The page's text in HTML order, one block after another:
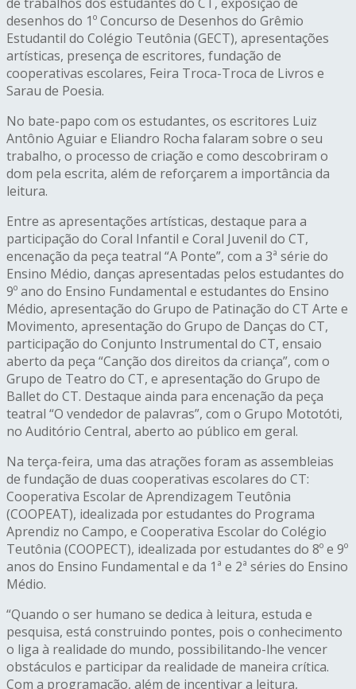
desenhos do 1º Concurso de Desenhos do Grêmio
Estudantil do Colégio Teutônia (GECT), apresentações
artísticas, presença de escritores, fundação de
cooperativas escolares, Feira Troca-Troca de Livros e
Sarau de Poesia.
No bate-papo com os estudantes, os escritores Luiz
Antônio Aguiar e Eliandro Rocha falaram sobre o seu
trabalho, o processo de criação e como descobriram o
dom pela escrita, além de reforçarem a importância da
leitura.
Entre as apresentações artísticas, destaque para a
participação do Coral Infantil e Coral Juvenil do CT,
encenação da peça teatral “A Ponte”, com a 3ª série do
Ensino Médio, danças apresentadas pelos estudantes do
9º ano do Ensino Fundamental e estudantes do Ensino
Médio, apresentação do Grupo de Patinação do CT Arte e
Movimento, apresentação do Grupo de Danças do CT,
participação do Conjunto Instrumental do CT, ensaio
aberto da peça “Canção dos direitos da criança”, com o
Grupo de Teatro do CT, e apresentação do Grupo de
Ballet do CT. Destaque ainda para encenação da peça
teatral “O vendedor de palavras”, com o Grupo Mototóti,
no Auditório Central, aberto ao público em geral.
Na terça-feira, uma das atrações foram as assembleias
de fundação de duas cooperativas escolares do CT:
Cooperativa Escolar de Aprendizagem Teutônia
(COOPEAT), idealizada por estudantes do Programa
Aprendiz no Campo, e Cooperativa Escolar do Colégio
Teutônia (COOPECT), idealizada por estudantes do 8º e 9º
anos do Ensino Fundamental e da 1ª e 2ª séries do Ensino
Médio.
“Quando o ser humano se dedica à leitura, estuda e
pesquisa, está construindo pontes, pois o conhecimento
o liga à realidade do mundo, possibilitando-lhe vencer
obstáculos e participar da realidade de maneira crítica.
Com a programação, além de incentivar a leitura,